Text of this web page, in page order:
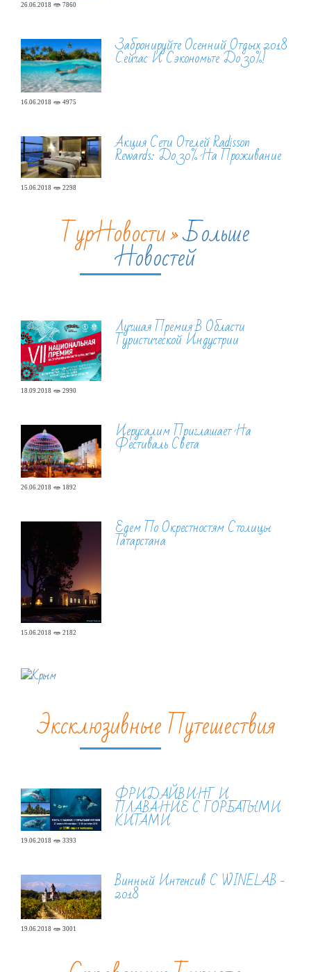
26.06.2018 7860
16.06.2018 4975
Забронируйте Осенний Отдых 2018
Сейчас И Сэкономьте До 30%!
15.06.2018 2298
Акция Сети Отелей Radisson
Rewards: До 30% На Проживание
ТурНовости »Больше
Новостей
18.09.2018 2990
Лучшая Премия В Области
Туристической Индустрии
26.06.2018 1892
Иерусалим Приглашает На
Фестиваль Света
15.06.2018 2182
Едем По Окрестностям Столицы
Татарстана
Эксклюзивные Путешествия
19.06.2018 3393
ФРИДАЙВИНГ И
ПЛАВАНИЕ С ГОРБАТЫМИ
КИТАМИ
19.06.2018 3001
Винный Интенсив С WINELAB -
2018